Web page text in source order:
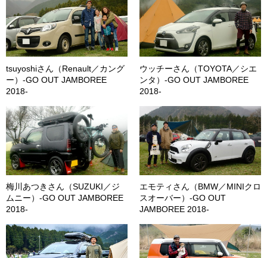
tsuyoshiさん（Renault／カング
ー）-GO OUT JAMBOREE
2018-
ウッチーさん（TOYOTA／シエ
ンタ）-GO OUT JAMBOREE
2018-
梅川あつきさん（SUZUKI／ジ
ムニー）-GO OUT JAMBOREE
2018-
エモティさん（BMW／MINIクロ
スオーバー）-GO OUT
JAMBOREE 2018-